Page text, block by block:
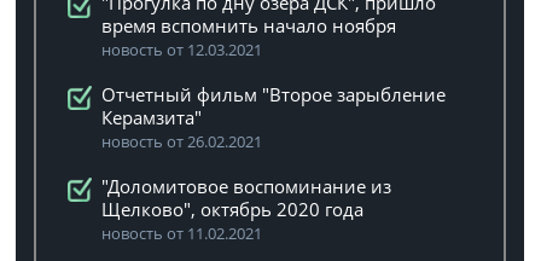
время вспомнить начало ноября
новость от 12.03.2021
Отчетный фильм "Второе зарыбление
Керамзита"
новость от 26.02.2021
"Доломитовое воспоминание из
Щелково", октябрь 2020 года
новость от 11.02.2021